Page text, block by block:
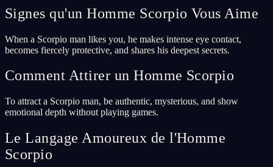
Signes qu'un Homme Scorpio Vous Aime
When a Scorpio man likes you, he makes intense eye contact,
becomes fiercely protective, and shares his deepest secrets.
Comment Attirer un Homme Scorpio
To attract a Scorpio man, be authentic, mysterious, and show
emotional depth without playing games.
Le Langage Amoureux de l'Homme
Scorpio